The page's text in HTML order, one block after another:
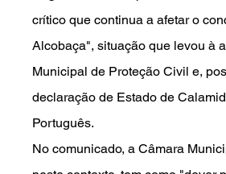
crítico que continua a afetar o
Alcobaça", situação que levou à
Municipal de Proteção Civil e,
declaração de Estado de
Português.
No comunicado, a Câmara